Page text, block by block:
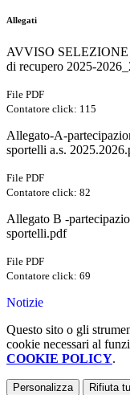
Allegati
AVVISO SELEZIONE
di recupero 2025-
File PDF
Contatore click: 115
Allegato-A-
sportelli a.s.
File PDF
Contatore click: 82
Allegato B -
sportelli.pdf
File PDF
Contatore click: 69
Notizie
Questo sito o gli
cookie necessari al
COOKIE POLICY.
Personalizza Rifiuta